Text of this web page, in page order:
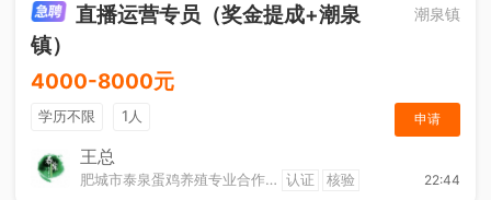
直播运营专员（奖金提成+潮泉
镇）
潮泉镇
4000-8000元
学历不限 1人 申请
王总
肥城市泰泉蛋鸡养殖专业合作社 认证 核验 22:44